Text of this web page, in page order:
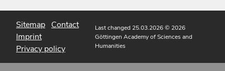
Sitemap Contact
Imprint
Privacy policy
Last changed 25.03.2026© 2026
Göttingen Academy of Sciences and
Humanities